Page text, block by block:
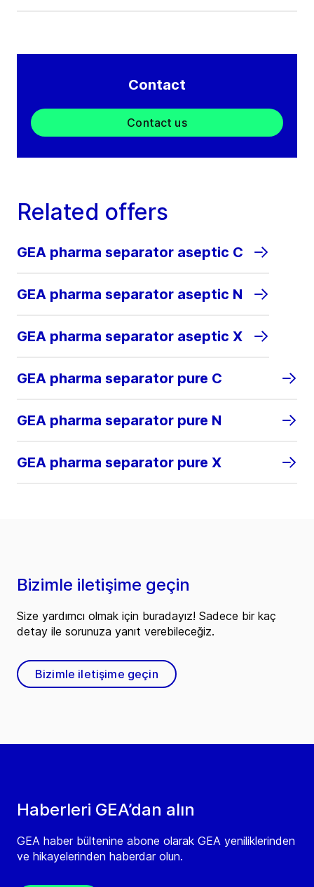
Contact
Contact us
Related offers
GEA pharma separator aseptic C
GEA pharma separator aseptic N
GEA pharma separator aseptic X
GEA pharma separator pure C
GEA pharma separator pure N
GEA pharma separator pure X
Haberleri GEA’dan alın
GEA haber bültenine abone olarak GEA yeniliklerinden
ve hikayelerinden haberdar olun.
Bizimle iletişime geçin
Size yardımcı olmak için buradayız! Sadece bir kaç
detay ile sorunuza yanıt verebileceğiz.
Bizimle iletişime geçin